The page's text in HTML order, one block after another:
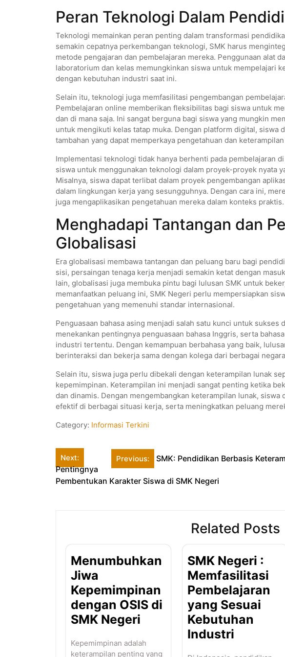
Peran Teknologi Dalam
Teknologi memainkan peran penting dalam transformasi
semakin cepatnya perkembangan teknologi, SMK harus
metode pengajaran dan pembelajaran mereka. Penggunaan alat
laboratorium dan kelas memungkinkan siswa untuk mempelajari
dengan kebutuhan industri saat ini.
Selain itu, teknologi juga memfasilitasi pengembangan
Pembelajaran online memberikan fleksibilitas bagi siswa untuk
dan di mana saja. Ini sangat berguna bagi siswa yang mungkin
untuk mengikuti kelas tatap muka. Dengan platform digital, siswa
tambahan yang dapat memperkaya pengetahuan dan
Implementasi teknologi tidak hanya berhenti pada pembelajaran
siswa untuk menggunakan teknologi dalam proyek-proyek nyata
Misalnya, siswa dapat terlibat dalam proyek pengembangan
dalam lingkungan kerja yang sesungguhnya. Dengan cara ini,
juga mengaplikasikan pengetahuan mereka dalam konteks praktis.
Menghadapi Tantangan dan
Globalisasi
Era globalisasi membawa tantangan dan peluang baru bagi
sisi, persaingan tenaga kerja menjadi semakin ketat dengan
lain, globalisasi juga membuka pintu bagi lulusan SMK untuk
memanfaatkan peluang ini, SMK Negeri perlu mempersiapkan
pengetahuan yang memenuhi standar internasional.
Penguasaan bahasa asing menjadi salah satu kunci untuk sukses
menekankan pentingnya penguasaan bahasa Inggris, serta
industri tertentu. Dengan kemampuan berbahasa yang baik,
berinteraksi dan bekerja sama dengan kolega dari berbagai
Selain itu, siswa juga perlu dibekali dengan keterampilan lunak
kepemimpinan. Keterampilan ini menjadi sangat penting ketika
dan dinamis. Dengan mengembangkan keterampilan lunak, siswa
efektif di berbagai situasi kerja, serta meningkatkan peluang
Category: Informasi Terkini
Post
navigation
Previous: SMK: Pendidikan Berbasis
Next:
Pentingnya
Pembentukan Karakter Siswa di SMK Negeri
Related Posts
Menumbuhkan
Jiwa
Kepemimpinan
dengan OSIS di
SMK Negeri
Kepemimpinan adalah
keterampilan penting yang
SMK Negeri :
Memfasilitasi
Pembelajaran
yang Sesuai
Kebutuhan
Industri